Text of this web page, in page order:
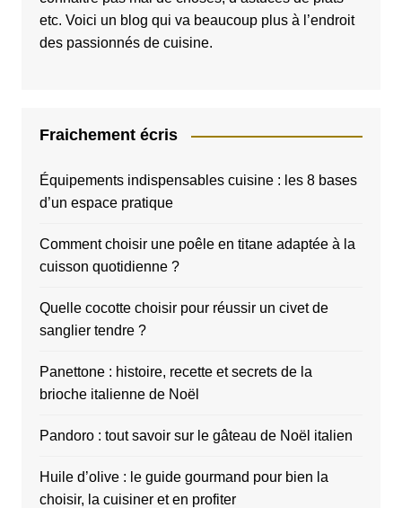
etc. Voici un blog qui va beaucoup plus à l’endroit
des passionnés de cuisine.
Fraichement écris
Équipements indispensables cuisine : les 8 bases
d’un espace pratique
Comment choisir une poêle en titane adaptée à la
cuisson quotidienne ?
Quelle cocotte choisir pour réussir un civet de
sanglier tendre ?
Panettone : histoire, recette et secrets de la
brioche italienne de Noël
Pandoro : tout savoir sur le gâteau de Noël italien
Huile d’olive : le guide gourmand pour bien la
choisir, la cuisiner et en profiter